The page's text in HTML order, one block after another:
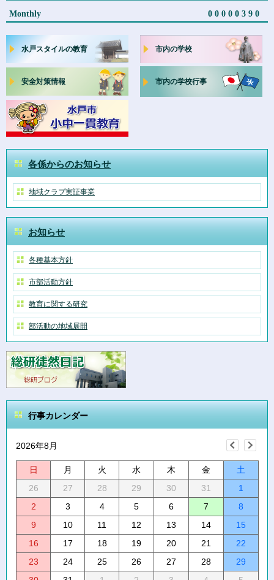
Monthly 00000390
水戸スタイルの教育 市内の学校
安全対策情報 市内の学校行事
各係からのお知らせ
地域クラブ実証事業
お知らせ
各種基本方針
市部活動方針
教育に関する研究
部活動の地域展開
行事カレンダー
2026年8月
日 月 火 水 木 金
土
26
27 28 29 30 31
1
2
3 4 5 6 7
8
9
10 11 12 13 14
15
16
17 18 19 20 21
22
23
24 25 26 27 28
29